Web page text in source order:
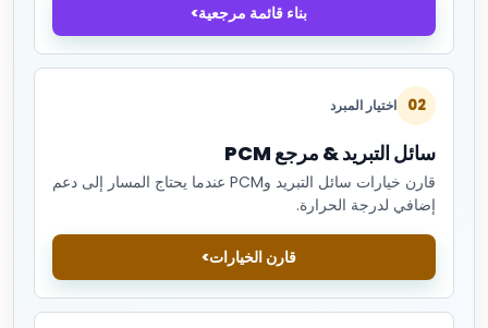
بناء قائمة مرجعية
02 اختيار المبرد
سائل التبريد & مرجع PCM
قارن خيارات سائل التبريد وPCM عندما يحتاج المسار إلى دعم
إضافي لدرجة الحرارة.
قارن الخيارات